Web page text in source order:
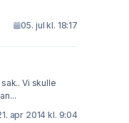
05. jul kl. 18:17
Vi skulle
apr 2014 kl. 9:04